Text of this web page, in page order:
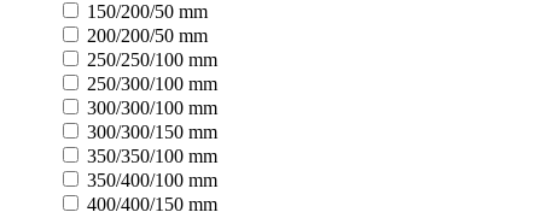
150/200/50 mm
200/200/50 mm
250/250/100 mm
250/300/100 mm
300/300/100 mm
300/300/150 mm
350/350/100 mm
350/400/100 mm
400/400/150 mm